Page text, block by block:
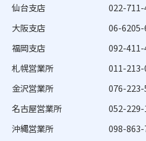
仙台支店
022-
大阪支店
06-
福岡支店
092-
札幌営業所
011-213-
金沢営業所
076-
名古屋営業所
052-229-
沖縄営業所
098-863-